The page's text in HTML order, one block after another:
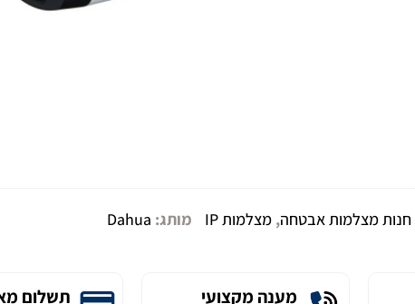
חנות מצלמות אבטחה, מצלמות IP מותג: Dahua
מענה מקצועי תשלום